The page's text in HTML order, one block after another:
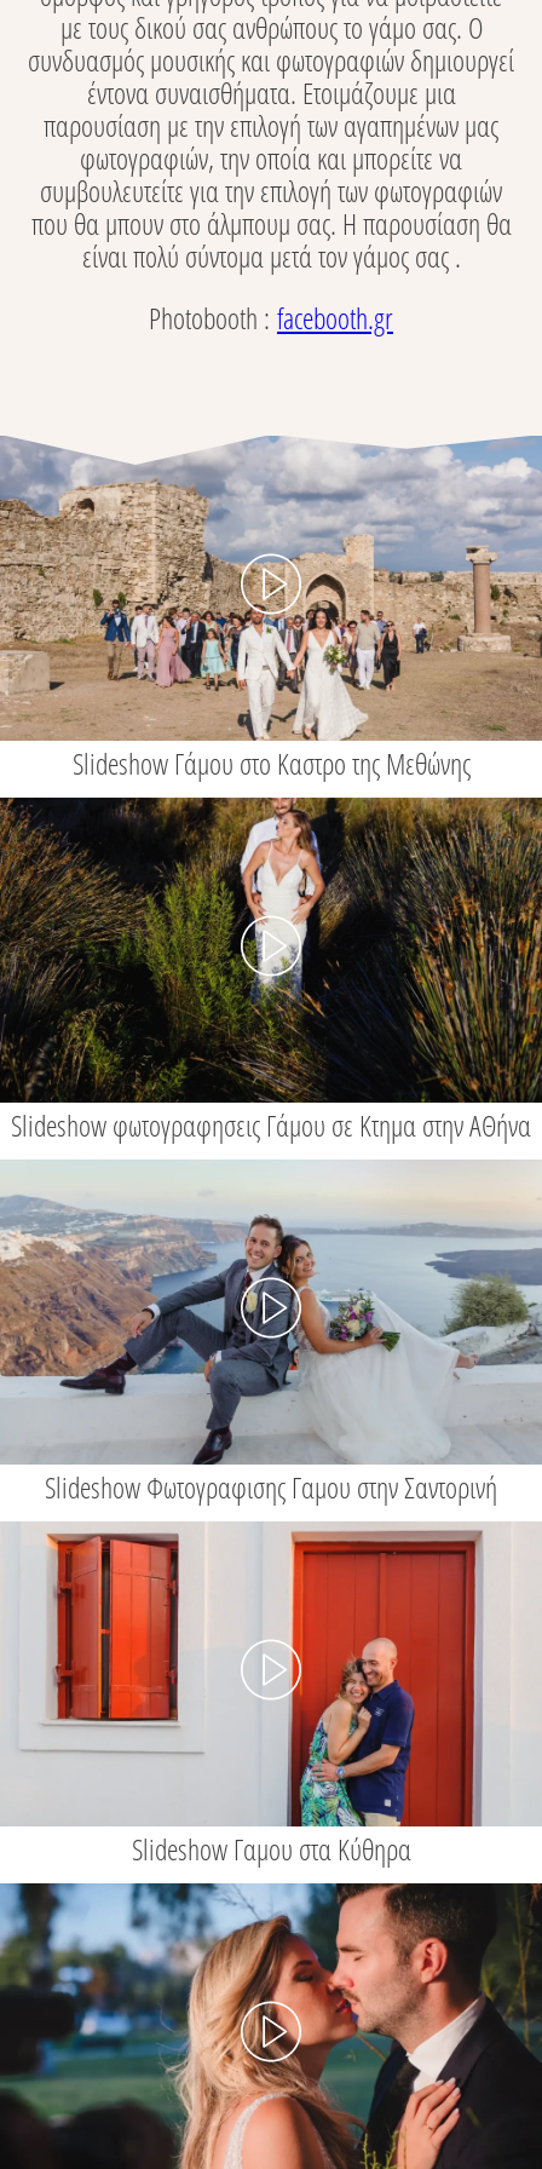
με τους δικού σας ανθρώπους το γάμο σας. Ο
συνδυασμός μουσικής και φωτογραφιών δημιουργεί
έντονα συναισθήματα. Ετοιμάζουμε μια
παρουσίαση με την επιλογή των αγαπημένων μας
φωτογραφιών, την οποία και μπορείτε να
συμβουλευτείτε για την επιλογή των φωτογραφιών
που θα μπουν στο άλμπουμ σας. Η παρουσίαση θα
είναι πολύ σύντομα μετά τον γάμος σας .
Photobooth : facebooth.gr
Slideshow Γάμου στο Καστρο της Μεθώνης
Slideshow φωτογραφησεις Γάμου σε Κτημα στην ΑΘήνα
Slideshow Φωτογραφισης Γαμου στην Σαντορινή
Slideshow Γαμου στα Κύθηρα